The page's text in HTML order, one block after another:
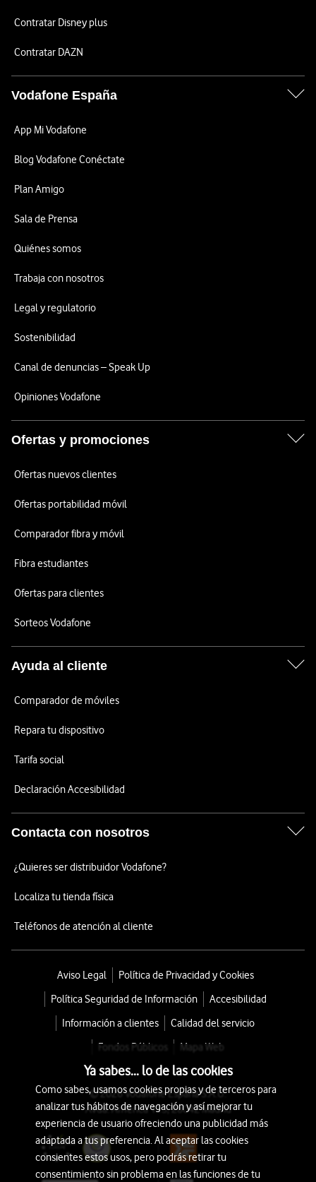
Contratar Disney plus
Contratar DAZN
Vodafone España
App Mi Vodafone
Blog Vodafone Conéctate
Plan Amigo
Sala de Prensa
Quiénes somos
Trabaja con nosotros
Legal y regulatorio
Sostenibilidad
Canal de denuncias – Speak Up
Opiniones Vodafone
Ofertas y promociones
Ofertas nuevos clientes
Ofertas portabilidad móvil
Comparador fibra y móvil
Fibra estudiantes
Ofertas para clientes
Sorteos Vodafone
Ayuda al cliente
Comparador de móviles
Repara tu dispositivo
Tarifa social
Declaración Accesibilidad
Contacta con nosotros
¿Quieres ser distribuidor Vodafone?
Localiza tu tienda física
Teléfonos de atención al cliente
Aviso Legal
Política de Privacidad y Cookies
Política Seguridad de Información
Accesibilidad
Información a clientes
Calidad del servicio
Fondos Públicos
Mapa Web
© 2026 Vodafone España S.A.U.
Avda. América 115, 28042 Madrid
Ya sabes... lo de las cookies
Como sabes, usamos cookies propias y de terceros para
analizar tus hábitos de navegación y así mejorar tu
experiencia de usuario ofreciendo una publicidad más
adaptada a tus preferencia. Al aceptar las cookies
consientes estos usos, pero podrás retirar tu
consentimiento sin problema en las funciones de tu